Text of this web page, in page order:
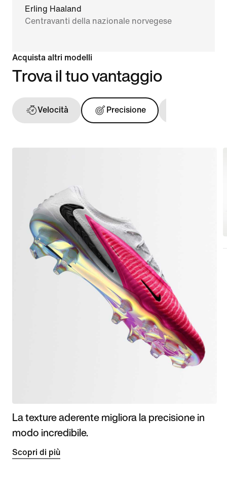
Erling Haaland
Centravanti della nazionale norvegese
Acquista altri modelli
Trova il tuo vantaggio
Velocità Precisione
La texture aderente migliora la precisione in
modo incredibile.
Scopri di più